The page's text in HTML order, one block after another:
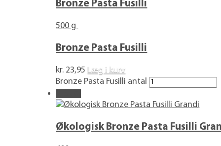
Bronze Pasta Fusilli
500 g
Bronze Pasta Fusilli
kr. 23,95 Læg i kurv
Bronze Pasta Fusilli antal
Økologisk Bronze Pasta Fusilli